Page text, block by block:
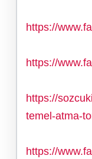
https://
https://
https://
temel-atma-
https://